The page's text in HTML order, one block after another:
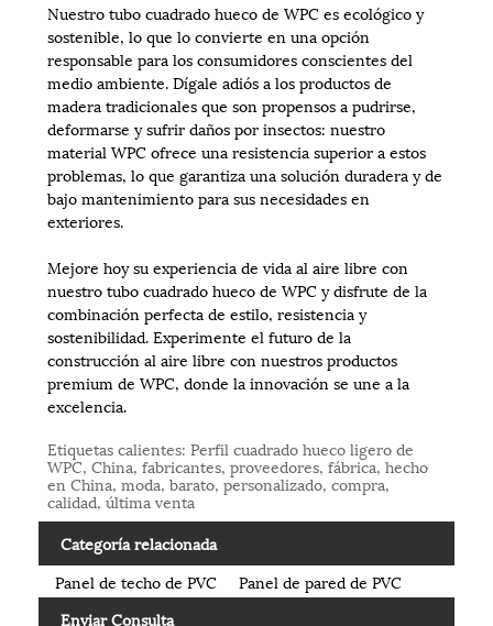
Nuestro tubo cuadrado hueco de WPC es ecológico y
sostenible, lo que lo convierte en una opción
responsable para los consumidores conscientes del
medio ambiente. Dígale adiós a los productos de
madera tradicionales que son propensos a pudrirse,
deformarse y sufrir daños por insectos: nuestro
material WPC ofrece una resistencia superior a estos
problemas, lo que garantiza una solución duradera y de
bajo mantenimiento para sus necesidades en
exteriores.
Mejore hoy su experiencia de vida al aire libre con
nuestro tubo cuadrado hueco de WPC y disfrute de la
combinación perfecta de estilo, resistencia y
sostenibilidad. Experimente el futuro de la
construcción al aire libre con nuestros productos
premium de WPC, donde la innovación se une a la
excelencia.
Etiquetas calientes: Perfil cuadrado hueco ligero de
WPC, China, fabricantes, proveedores, fábrica, hecho
en China, moda, barato, personalizado, compra,
calidad, última venta
Categoría relacionada
Panel de techo de PVC
Panel de pared de PVC
Enviar Consulta